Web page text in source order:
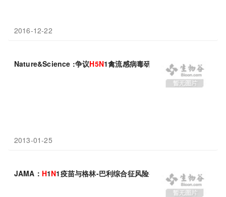
2016-12-22
Nature&Science :争议H5N1禽流感病毒研究将重启
2013-01-25
JAMA： H1N1疫苗与格林-巴利综合征风险有关